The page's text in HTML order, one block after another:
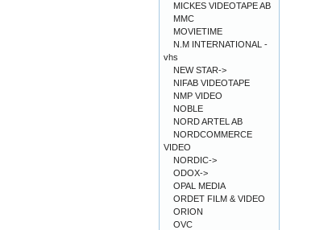
MICKES VIDEOTAPE AB
MMC
MOVIETIME
N.M INTERNATIONAL -
vhs
NEW STAR->
NIFAB VIDEOTAPE
NMP VIDEO
NOBLE
NORD ARTEL AB
NORDCOMMERCE
VIDEO
NORDIC->
ODOX->
OPAL MEDIA
ORDET FILM & VIDEO
ORION
OVC